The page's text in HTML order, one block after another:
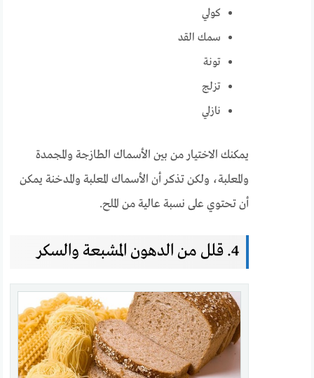
كولي
سمك القد
تونة
تزلج
نازلي
يمكنك الاختيار من بين الأسماك الطازجة والمجمدة
والمعلبة، ولكن تذكر أن الأسماك المعلبة والمدخنة يمكن
أن تحتوي على نسبة عالية من الملح.
4. قلل من الدهون المشبعة والسكر